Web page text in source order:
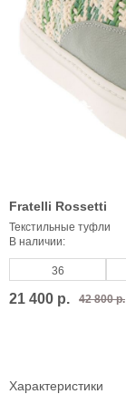
Fratelli Rossetti
Текстильные туфли
В наличии:
36
21 400 р. 42 800 р.
Характеристики